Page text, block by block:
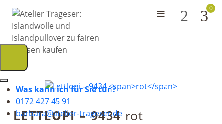
0
2
≡
LETTLOPI – 9434 rot
Was kann ich für Sie tun?
0172 427 45 91
barbara@atelier-trageser.de